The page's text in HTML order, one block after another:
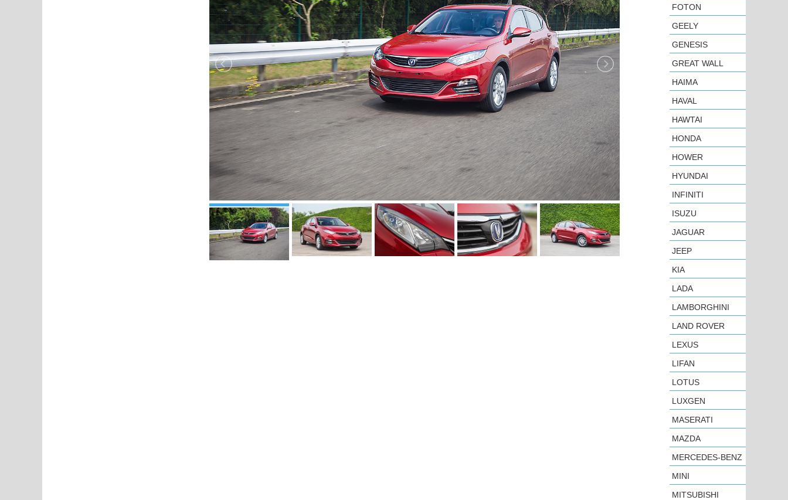
FOTON
GEELY
GENESIS
GREAT WALL
HAIMA
HAVAL
HAWTAI
HONDA
HOWER
HYUNDAI
INFINITI
ISUZU
JAGUAR
JEEP
KIA
LADA
LAMBORGHINI
LAND ROVER
LEXUS
LIFAN
LOTUS
LUXGEN
MASERATI
MAZDA
MERCEDES-BENZ
MINI
MITSUBISHI